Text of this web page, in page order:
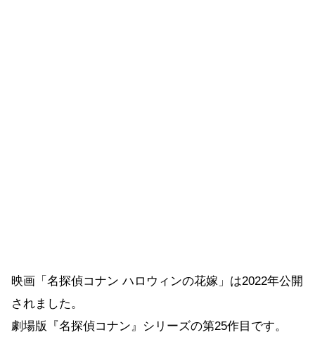
映画「名探偵コナン ハロウィンの花嫁」は2022年公開
されました。
劇場版『名探偵コナン』シリーズの第25作目です。